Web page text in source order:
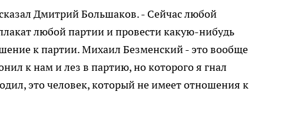
Дмитрий Большаков. - Сейчас любой
любой партии и провести какую-нибудь
к партии. Михаил Безменский - это вообще
к нам и лез в партию, но которого я гнал
это человек, который не имеет отношения к